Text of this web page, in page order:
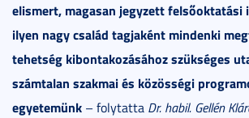
elismert, magasan jegyzett felsőoktatási
ilyen nagy család tagjaként mindenki
tehetség kibontakozásához szükséges
számtalan szakmai és közösségi
egyetemünk – folytatta Dr. habil. Gellén